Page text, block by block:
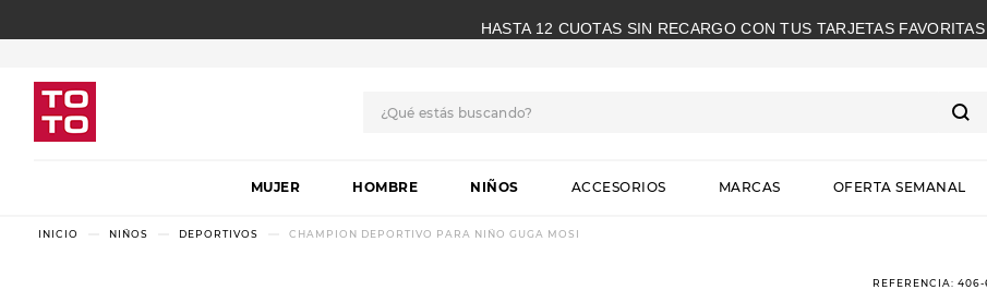
HASTA 12 CUOTAS SIN RECARGO CON TUS TARJETAS FAVORITAS
MUJER HOMBRE NIÑOS ACCESORIOS MARCAS OFERTA SEMANAL
NIÑOS DEPORTIVOS CHAMPION DEPORTIVO PARA NIÑO GUGA MOSI
REFERENCIA:406-
1.
botas
2.
skechers